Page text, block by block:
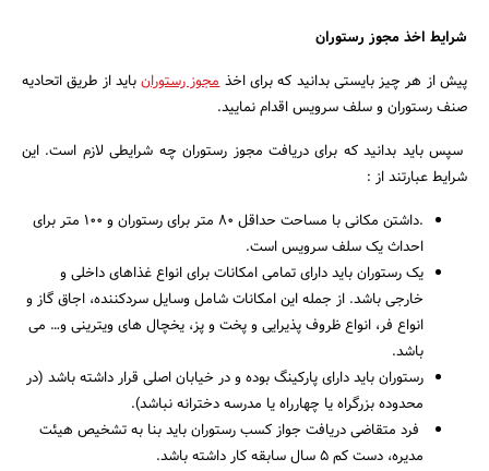
شرایط اخذ مجوز رستوران
پیش از هر چیز بایستی بدانید که برای اخذمجوز رستورانباید از طریق اتحادیه
صنف رستوران و سلف سرویس اقدام نمایید.
سپس باید بدانید که برای دریافت مجوز رستوران چه شرایطی لازم است. این
شرایط عبارتند از :
.داشتن مکانی با مساحت حداقل ۸۰ متر برای رستوران و ۱۰۰ متر برای
احداث یک سلف سرویس است.
یک رستوران باید دارای تمامی امکانات برای انواع غذاهای داخلی و
خارجی باشد. از جمله این امکانات شامل وسایل سردکننده، اجاق گاز و
انواع فر، انواع ظروف پذیرایی و پخت و پز، یخچال های ویترینی و… می
باشد.
رستوران باید دارای پارکینگ بوده و در خیابان اصلی قرار داشته باشد (در
محدوده بزرگراه یا چهارراه یا مدرسه دخترانه نباشد).
فرد متقاضی دریافت جواز کسب رستوران باید بنا به تشخیص هیئت
مدیره، دست کم ۵ سال سابقه کار داشته باشد.